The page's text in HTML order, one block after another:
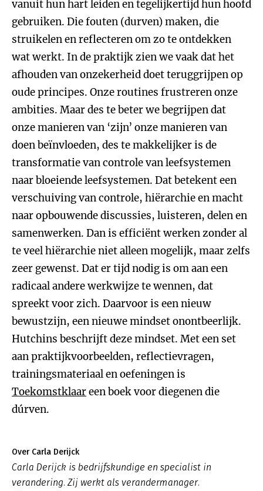
vanuit hun hart leiden en tegelijkertijd hun hoofd
gebruiken. Die fouten (durven) maken, die
struikelen en reflecteren om zo te ontdekken
wat werkt. In de praktijk zien we vaak dat het
afhouden van onzekerheid doet teruggrijpen op
oude principes. Onze routines frustreren onze
ambities. Maar des te beter we begrijpen dat
onze manieren van ‘zijn’ onze manieren van
doen beïnvloeden, des te makkelijker is de
transformatie van controle van leefsystemen
naar bloeiende leefsystemen. Dat betekent een
verschuiving van controle, hiërarchie en macht
naar opbouwende discussies, luisteren, delen en
samenwerken. Dan is efficiënt werken zonder al
te veel hiërarchie niet alleen mogelijk, maar zelfs
zeer gewenst. Dat er tijd nodig is om aan een
radicaal andere werkwijze te wennen, dat
spreekt voor zich. Daarvoor is een nieuw
bewustzijn, een nieuwe mindset onontbeerlijk.
Hutchins beschrijft deze mindset. Met een set
aan praktijkvoorbeelden, reflectievragen,
trainingsmateriaal en oefeningen is
Toekomstklaareen boek voor diegenen die
dúrven.
Over Carla Derijck
Carla Derijck is bedrijfskundige en specialist in
verandering. Zij werkt als verandermanager.